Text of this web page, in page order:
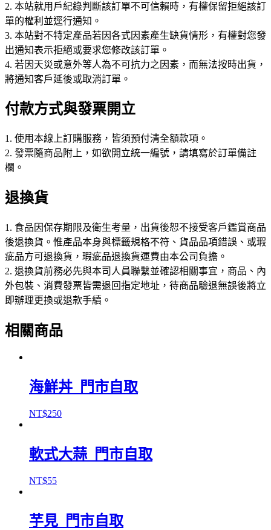
2. 本站就用戶紀錄判斷該訂單不可信賴時，有權保留拒絕該訂
單的權利並逕行通知。
3. 本站對不特定產品若因各式因素產生缺貨情形，有權對您發
出通知表示拒絕或要求您修改該訂單。
4. 若因天災或意外等人為不可抗力之因素，而無法按時出貨，
將通知客戶延後或取消訂單。
付款方式與發票開立
1. 使用本線上訂購服務，皆須預付清全額款項。
2. 發票隨商品附上，如欲開立統一編號，請填寫於訂單備註
欄。
退換貨
1. 食品因保存期限及衛生考量，出貨後恕不接受客戶鑑賞商品
後退換貨。惟產品本身與標籤規格不符、貨品品項錯誤、或瑕
疵品方可退換貨，瑕疵品退換貨運費由本公司負擔。
2. 退換貨前務必先與本司人員聯繫並確認相關事宜，商品、內
外包裝、消費發票皆需退回指定地址，待商品驗退無誤後將立
即辦理更換或退款手續。
相關商品
海鮮丼_門市自取
NT$250
軟式大蒜_門市自取
NT$55
芋見_門市自取